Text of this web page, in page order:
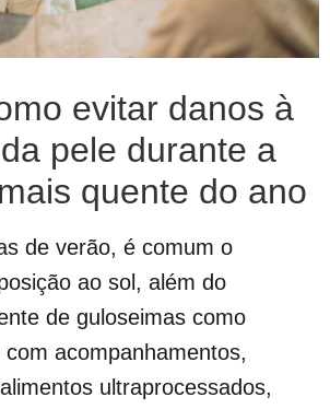
evitar danos à
pele durante a
quente do ano
de verão, é comum o
ao sol, além do
de guloseimas como
acompanhamentos,
ultraprocessados,